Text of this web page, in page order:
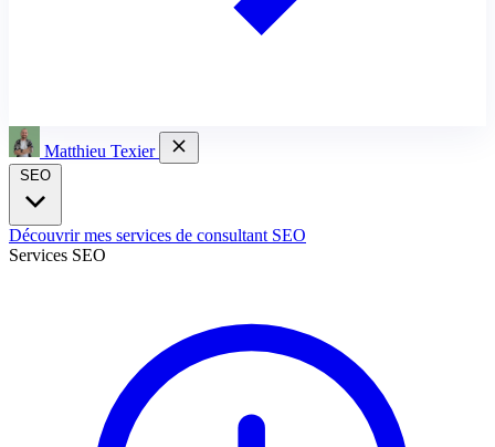
Matthieu Texier
Découvrir mes services de consultant SEO
Services SEO